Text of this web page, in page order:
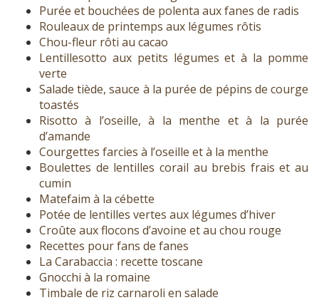
Purée et bouchées de polenta aux fanes de radis
Rouleaux de printemps aux légumes rôtis
Chou-fleur rôti au cacao
Lentillesotto aux petits légumes et à la pomme
verte
Salade tiède, sauce à la purée de pépins de courge
toastés
Risotto à l’oseille, à la menthe et à la purée
d’amande
Courgettes farcies à l’oseille et à la menthe
Boulettes de lentilles corail au brebis frais et au
cumin
Matefaim à la cébette
Potée de lentilles vertes aux légumes d’hiver
Croûte aux flocons d’avoine et au chou rouge
Recettes pour fans de fanes
La Carabaccia : recette toscane
Gnocchi à la romaine
Timbale de riz carnaroli en salade